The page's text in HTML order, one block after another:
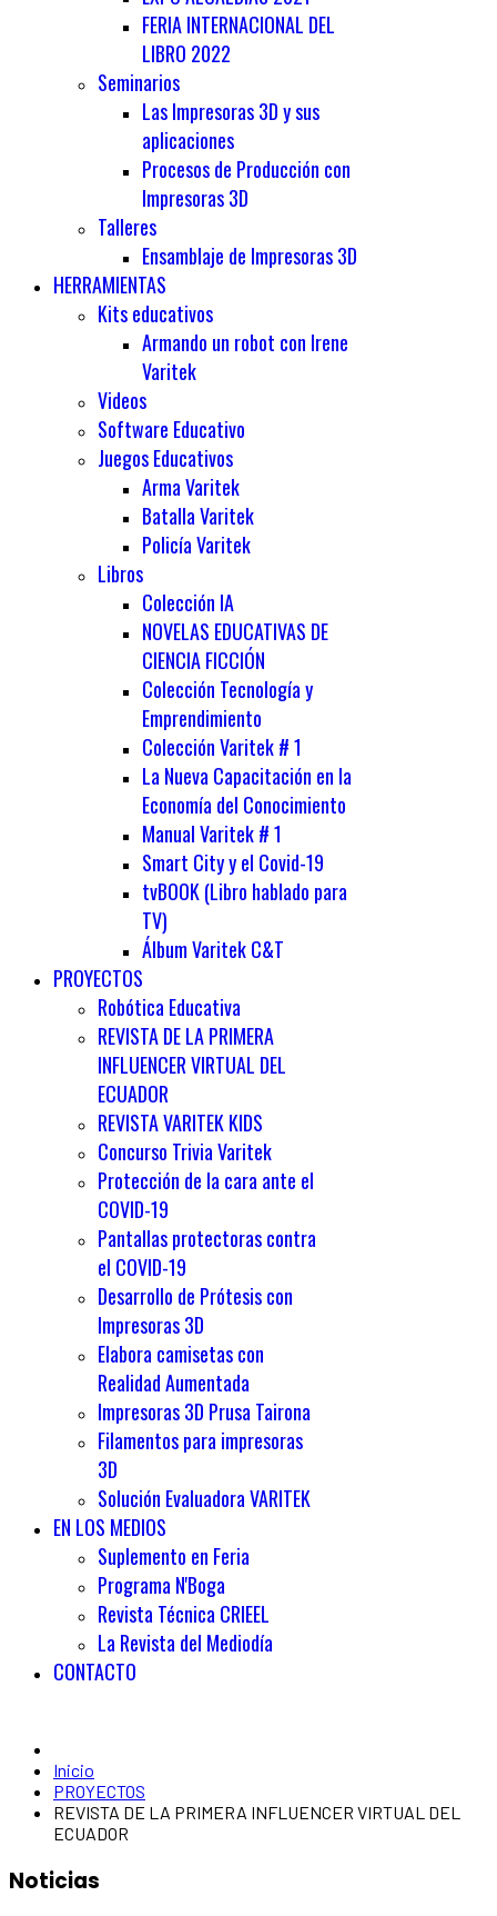
FERIA INTERNACIONAL DEL
LIBRO 2022
Seminarios
Las Impresoras 3D y sus
aplicaciones
Procesos de Producción con
Impresoras 3D
Talleres
Ensamblaje de Impresoras 3D
HERRAMIENTAS
Kits educativos
Armando un robot con Irene
Varitek
Videos
Software Educativo
Juegos Educativos
Arma Varitek
Batalla Varitek
Policía Varitek
Libros
Colección IA
NOVELAS EDUCATIVAS DE
CIENCIA FICCIÓN
Colección Tecnología y
Emprendimiento
Colección Varitek # 1
La Nueva Capacitación en la
Economía del Conocimiento
Manual Varitek # 1
Smart City y el Covid-19
tvBOOK (Libro hablado para
TV)
Álbum Varitek C&T
PROYECTOS
Robótica Educativa
REVISTA DE LA PRIMERA
INFLUENCER VIRTUAL DEL
ECUADOR
REVISTA VARITEK KIDS
Concurso Trivia Varitek
Protección de la cara ante el
COVID-19
Pantallas protectoras contra
el COVID-19
Desarrollo de Prótesis con
Impresoras 3D
Elabora camisetas con
Realidad Aumentada
Impresoras 3D Prusa Tairona
Filamentos para impresoras
3D
Solución Evaluadora VARITEK
EN LOS MEDIOS
Suplemento en Feria
Programa N'Boga
Revista Técnica CRIEEL
La Revista del Mediodía
CONTACTO
Inicio
PROYECTOS
REVISTA DE LA PRIMERA INFLUENCER VIRTUAL DEL
ECUADOR
Noticias